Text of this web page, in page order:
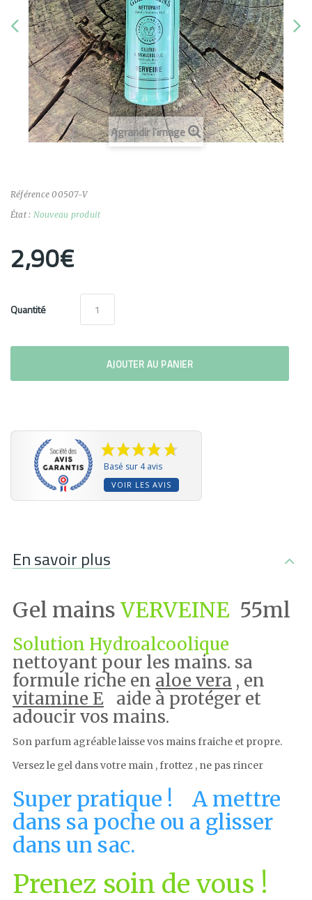
Agrandir l'image
Référence 00507-V
État : Nouveau produit
2,90€
Quantité
AJOUTER AU PANIER
Basé sur 4 avis
VOIR LES AVIS
En savoir plus
Gel mains VERVEINE 55ml
Solution Hydroalcoolique
nettoyant pour les mains. sa
formule riche en aloe vera , en
vitamine E aide à protéger et
adoucir vos mains.
Son parfum agréable laisse vos mains fraiche et propre.
Versez le gel dans votre main , frottez , ne pas rincer
Super pratique ! A mettre
dans sa poche ou a glisser
dans un sac.
Prenez soin de vous !